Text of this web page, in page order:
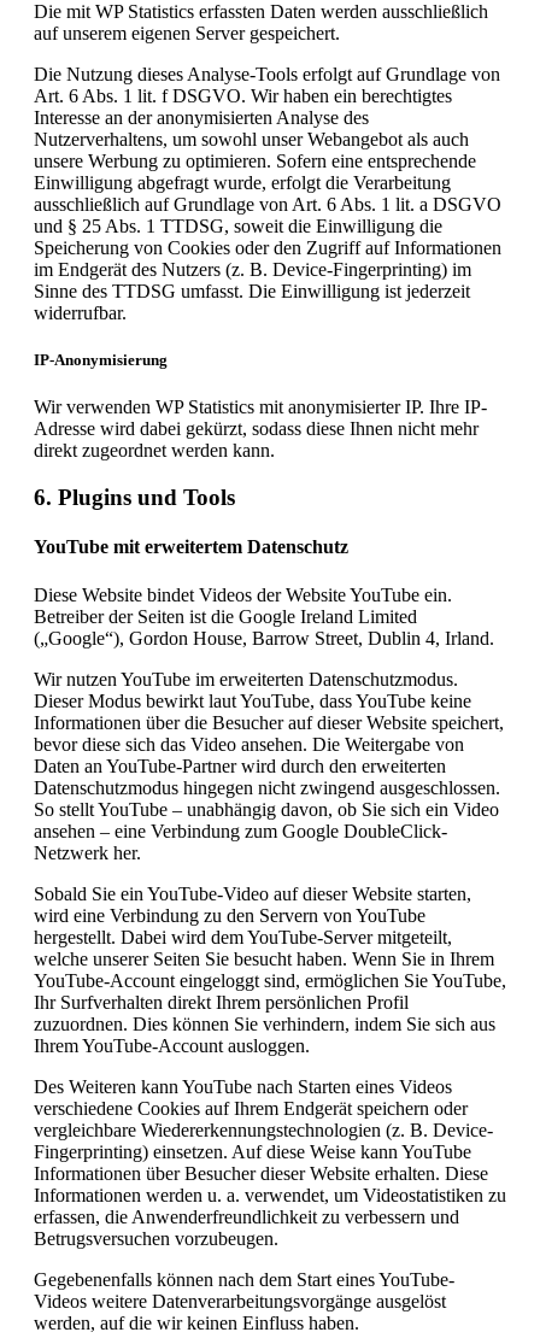
Die mit WP Statistics erfassten Daten werden ausschließlich
auf unserem eigenen Server gespeichert.
Die Nutzung dieses Analyse-Tools erfolgt auf Grundlage von
Art. 6 Abs. 1 lit. f DSGVO. Wir haben ein berechtigtes
Interesse an der anonymisierten Analyse des
Nutzerverhaltens, um sowohl unser Webangebot als auch
unsere Werbung zu optimieren. Sofern eine entsprechende
Einwilligung abgefragt wurde, erfolgt die Verarbeitung
ausschließlich auf Grundlage von Art. 6 Abs. 1 lit. a DSGVO
und § 25 Abs. 1 TTDSG, soweit die Einwilligung die
Speicherung von Cookies oder den Zugriff auf Informationen
im Endgerät des Nutzers (z. B. Device-Fingerprinting) im
Sinne des TTDSG umfasst. Die Einwilligung ist jederzeit
widerrufbar.
IP-Anonymisierung
Wir verwenden WP Statistics mit anonymisierter IP. Ihre IP-
Adresse wird dabei gekürzt, sodass diese Ihnen nicht mehr
direkt zugeordnet werden kann.
6. Plugins und Tools
YouTube mit erweitertem Datenschutz
Diese Website bindet Videos der Website YouTube ein.
Betreiber der Seiten ist die Google Ireland Limited
(„Google“), Gordon House, Barrow Street, Dublin 4, Irland.
Wir nutzen YouTube im erweiterten Datenschutzmodus.
Dieser Modus bewirkt laut YouTube, dass YouTube keine
Informationen über die Besucher auf dieser Website speichert,
bevor diese sich das Video ansehen. Die Weitergabe von
Daten an YouTube-Partner wird durch den erweiterten
Datenschutzmodus hingegen nicht zwingend ausgeschlossen.
So stellt YouTube – unabhängig davon, ob Sie sich ein Video
ansehen – eine Verbindung zum Google DoubleClick-
Netzwerk her.
Sobald Sie ein YouTube-Video auf dieser Website starten,
wird eine Verbindung zu den Servern von YouTube
hergestellt. Dabei wird dem YouTube-Server mitgeteilt,
welche unserer Seiten Sie besucht haben. Wenn Sie in Ihrem
YouTube-Account eingeloggt sind, ermöglichen Sie YouTube,
Ihr Surfverhalten direkt Ihrem persönlichen Profil
zuzuordnen. Dies können Sie verhindern, indem Sie sich aus
Ihrem YouTube-Account ausloggen.
Des Weiteren kann YouTube nach Starten eines Videos
verschiedene Cookies auf Ihrem Endgerät speichern oder
vergleichbare Wiedererkennungstechnologien (z. B. Device-
Fingerprinting) einsetzen. Auf diese Weise kann YouTube
Informationen über Besucher dieser Website erhalten. Diese
Informationen werden u. a. verwendet, um Videostatistiken zu
erfassen, die Anwenderfreundlichkeit zu verbessern und
Betrugsversuchen vorzubeugen.
Gegebenenfalls können nach dem Start eines YouTube-
Videos weitere Datenverarbeitungsvorgänge ausgelöst
werden, auf die wir keinen Einfluss haben.